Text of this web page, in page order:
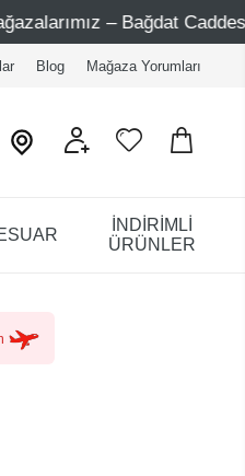
Bağdat Caddesi 1 - Bağdat
Blog Mağaza Yorumları
İNDİRİMLİ
ÜRÜNLER